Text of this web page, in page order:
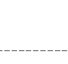
ーーーーーーーーー